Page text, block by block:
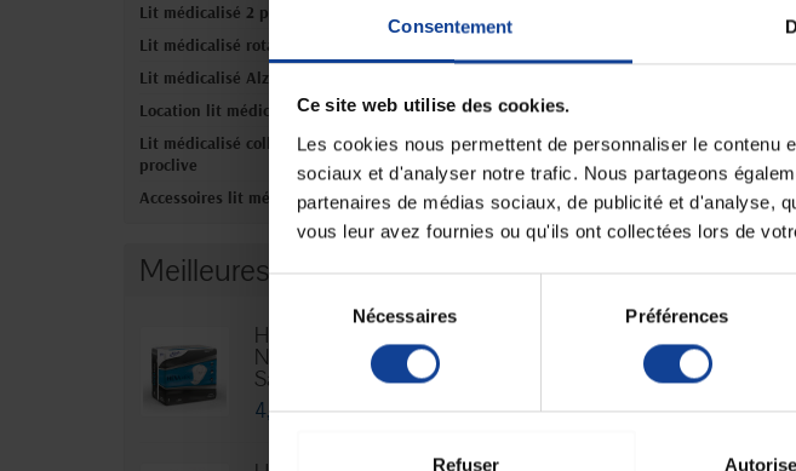
Consentement
Ce site web utilise des cookies.
Les cookies nous permettent de personnaliser le
sociaux et d'analyser notre trafic. Nous partageons
partenaires de médias sociaux, de publicité et d'analyse,
vous leur avez fournies ou qu'ils ont collectées lors de
consentement
Nécessaires Préférences
Refuser
Lit médicalisé 2 personnes
Lit médicalisé rotatif
Lit médicalisé Alzheimer
Location lit médicalisé
Lit médicalisé collectivités et
proclive
Accessoires lit médicalisé
Meilleures ventes
Hexamen
Niveau 3 -
Sachet...
4,76 €